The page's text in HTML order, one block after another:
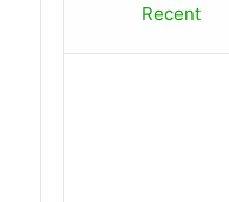
Recent